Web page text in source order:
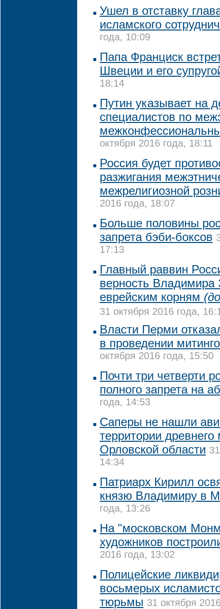
Ушел в отставку
исламского
года, 10:09
Папа Франциск
Швеции и его
18:14
Путин указывает на
специалистов по
октября 2016 года, 18:11
Россия будет
разжигания
межрелигиозной
2016 года, 18:07
Больше половины
запрета бэби-боксов
17:13
Главный раввин
верность Владимира
еврейским корням
31 октября 2016 года,
Власти Перми
в проведении
октября 2016 года, 15:50
Почти три четверти
полного запрета на
года, 14:53
Саперы не нашли
территории
Орловской области
14:34
Патриарх Кирилл
князю Владимиру в
года, 13:26
На "московском
художников
2016 года, 13:02
Полицейские
восьмерых
тюрьмы 31 октября